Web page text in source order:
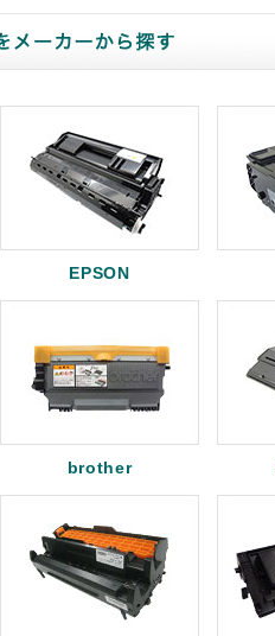
EPSON
brother